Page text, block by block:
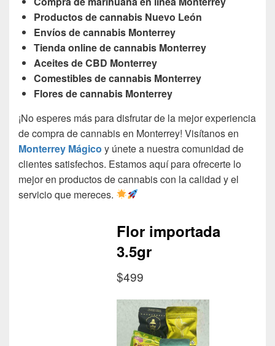
Productos de cannabis Nuevo León
Envíos de cannabis Monterrey
Tienda online de cannabis Monterrey
Aceites de CBD Monterrey
Comestibles de cannabis Monterrey
Flores de cannabis Monterrey
¡No esperes más para disfrutar de la mejor experiencia
de compra de cannabis en Monterrey! Visítanos en
Monterrey Mágico y únete a nuestra comunidad de
clientes satisfechos. Estamos aquí para ofrecerte lo
mejor en productos de cannabis con la calidad y el
servicio que mereces.
Flor importada
3.5gr
$499